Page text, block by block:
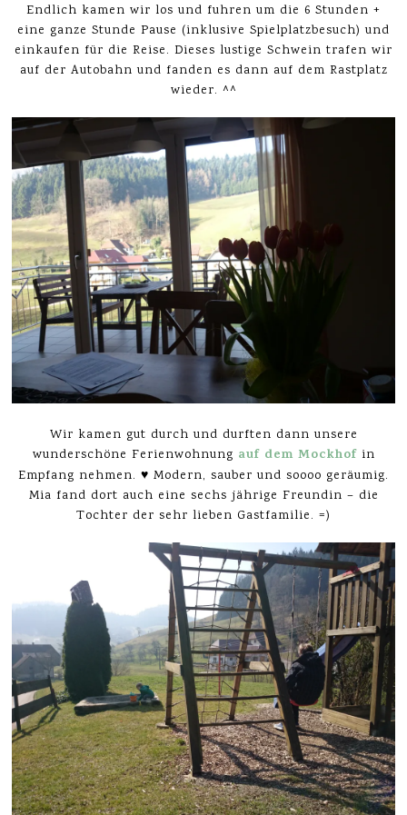
Endlich kamen wir los und fuhren um die 6 Stunden +
eine ganze Stunde Pause (inklusive Spielplatzbesuch) und
einkaufen für die Reise. Dieses lustige Schwein trafen wir
auf der Autobahn und fanden es dann auf dem Rastplatz
wieder. ^^
Wir kamen gut durch und durften dann unsere
wunderschöne Ferienwohnung auf dem Mockhofin
Empfang nehmen. ♥ Modern, sauber und soooo geräumig.
Mia fand dort auch eine sechs jährige Freundin – die
Tochter der sehr lieben Gastfamilie. =)